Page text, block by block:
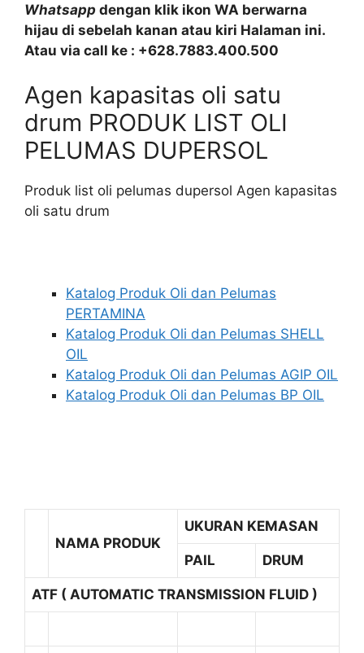
Whatsapp dengan klik ikon WA berwarna
hijau di sebelah kanan atau kiri Halaman ini.
Atau via call ke : +628.7883.400.500
Agen kapasitas oli satu
drum PRODUK LIST OLI
PELUMAS DUPERSOL
Produk list oli pelumas dupersol Agen kapasitas
oli satu drum
Katalog Produk Oli dan Pelumas
PERTAMINA
Katalog Produk Oli dan Pelumas SHELL
OIL
Katalog Produk Oli dan Pelumas AGIP OIL
Katalog Produk Oli dan Pelumas BP OIL
NAMA PRODUK
UKURAN KEMASAN
PAIL DRUM
ATF ( AUTOMATIC TRANSMISSION FLUID )